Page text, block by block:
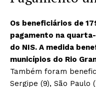
Os beneficiários de
pagamento na
do NIS. A medida
municípios do Rio
Também foram
Sergipe (9), São Paulo